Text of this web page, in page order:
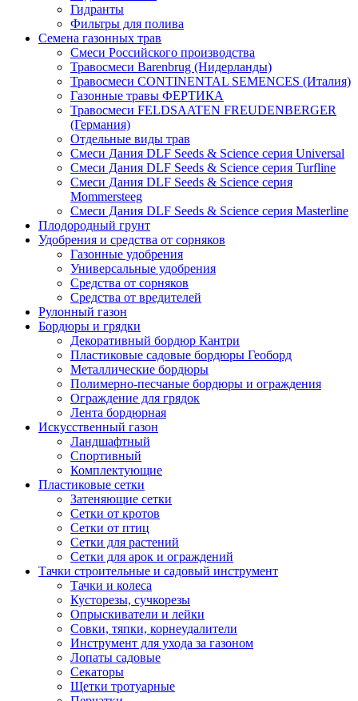
Гидранты
Фильтры для полива
Семена газонных трав
Смеси Российского производства
Травосмеси Barenbrug (Нидерланды)
Травосмеси CONTINENTAL SEMENCES (Италия)
Газонные травы ФЕРТИКА
Травосмеси FELDSAATEN FREUDENBERGER
(Германия)
Отдельные виды трав
Смеси Дания DLF Seeds & Sciеnce серия Universal
Смеси Дания DLF Seeds & Sciеnce серия Turfline
Смеси Дания DLF Seeds & Sciеnce серия
Mommersteeg
Смеси Дания DLF Seeds & Sciеnce серия Masterline
Плодородный грунт
Удобрения и средства от сорняков
Газонные удобрения
Универсальные удобрения
Средства от сорняков
Средства от вредителей
Рулонный газон
Бордюры и грядки
Декоративный бордюр Кантри
Пластиковые садовые бордюры Геоборд
Металлические бордюры
Полимерно-песчаные бордюры и ограждения
Ограждение для грядок
Лента бордюрная
Искусственный газон
Ландшафтный
Спортивный
Комплектующие
Пластиковые сетки
Затеняющие сетки
Сетки от кротов
Сетки от птиц
Сетки для растений
Сетки для арок и ограждений
Тачки строительные и садовый инструмент
Тачки и колеса
Кусторезы, сучкорезы
Опрыскиватели и лейки
Совки, тяпки, корнеудалители
Инструмент для ухода за газоном
Лопаты садовые
Секаторы
Щетки тротуарные